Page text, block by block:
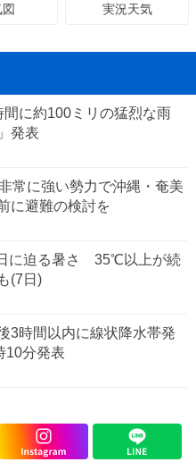
実況天気
間に約100ミリの猛烈な雨
発表
常に強い勢力で沖縄・奄美
に避難の検討を
に迫る暑さ 35℃以上が続
(7日)
3時間以内に線状降水帯発
分発表